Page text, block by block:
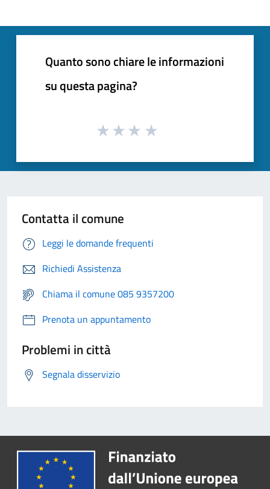
Quanto sono chiare le informazioni
su questa pagina?
Contatta il comune
Leggi le domande frequenti
Richiedi Assistenza
Chiama il comune 085 9357200
Prenota un appuntamento
Problemi in città
Segnala disservizio